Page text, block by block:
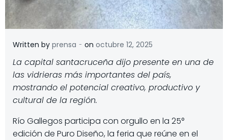
Written by prensa - on octubre 12, 2025
La capital santacruceña dijo presente en una de
las vidrieras más importantes del país,
mostrando el potencial creativo, productivo y
cultural de la región.
Río Gallegos participa con orgullo en la 25°
edición de Puro Diseño, la feria que reúne en el